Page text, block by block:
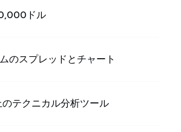
ドル
のスプレッドとチャート
テクニカル分析ツール